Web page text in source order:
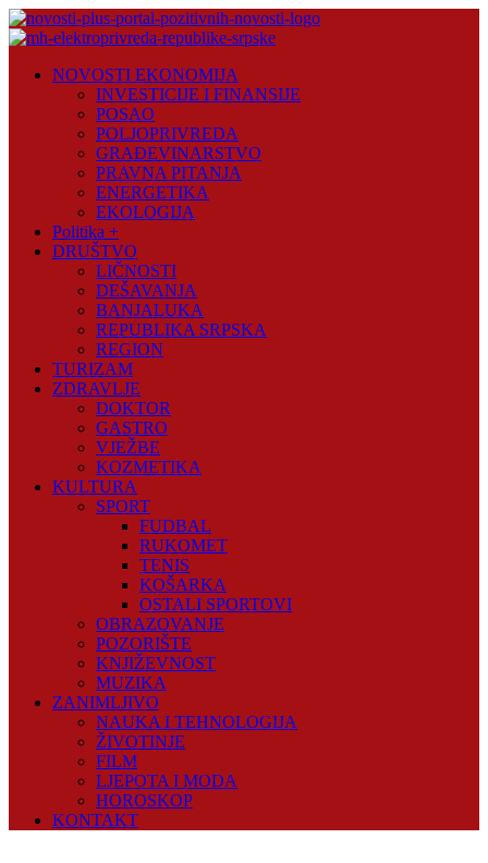
Skip
to
Plus
NOVOSTI EKONOMIJA
INVESTICIJE I FINANSIJE
POSAO
POLJOPRIVREDA
GRAĐEVINARSTVO
PRAVNA PITANJA
ENERGETIKA
EKOLOGIJA
Politika +
DRUŠTVO
LIČNOSTI
DEŠAVANJA
BANJALUKA
REPUBLIKA SRPSKA
REGION
TURIZAM
ZDRAVLJE
DOKTOR
GASTRO
VJEŽBE
KOZMETIKA
KULTURA
SPORT
FUDBAL
RUKOMET
TENIS
KOŠARKA
OSTALI SPORTOVI
OBRAZOVANJE
POZORIŠTE
KNJIŽEVNOST
MUZIKA
ZANIMLJIVO
NAUKA I TEHNOLOGIJA
ŽIVOTINJE
FILM
LJEPOTA I MODA
HOROSKOP
KONTAKT